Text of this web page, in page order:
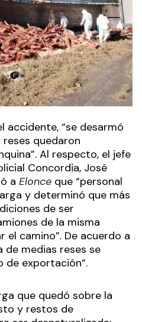
accidente, “se desarmó
quedaron
Al respecto, el jefe
Concordia, José
a Elonce que “personal
y determinó que más
de ser
de la misma
el camino”. De acuerdo a
de medias reses se
de exportación”.
que quedó sobre la
y restos de